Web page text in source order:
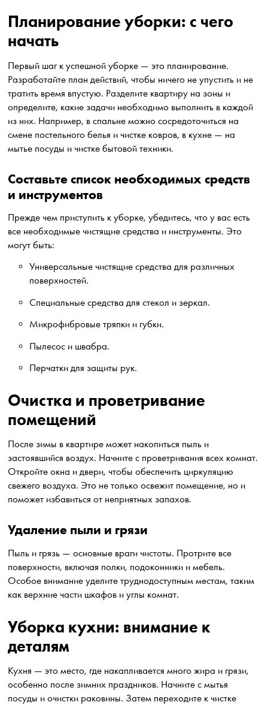
Планирование уборки: с чего
начать
Первый шаг к успешной уборке — это планирование.
Разработайте план действий, чтобы ничего не упустить и не
тратить время впустую. Разделите квартиру на зоны и
определите, какие задачи необходимо выполнить в каждой
из них. Например, в спальне можно сосредоточиться на
смене постельного белья и чистке ковров, в кухне — на
мытье посуды и чистке бытовой техники.
Составьте список необходимых средств
и инструментов
Прежде чем приступить к уборке, убедитесь, что у вас есть
все необходимые чистящие средства и инструменты. Это
могут быть:
Универсальные чистящие средства для различных
поверхностей.
Специальные средства для стекол и зеркал.
Микрофибровые тряпки и губки.
Пылесос и швабра.
Перчатки для защиты рук.
Очистка и проветривание
помещений
После зимы в квартире может накопиться пыль и
застоявшийся воздух. Начните с проветривания всех комнат.
Откройте окна и двери, чтобы обеспечить циркуляцию
свежего воздуха. Это не только освежит помещение, но и
поможет избавиться от неприятных запахов.
Удаление пыли и грязи
Пыль и грязь — основные враги чистоты. Протрите все
поверхности, включая полки, подоконники и мебель.
Особое внимание уделите труднодоступным местам, таким
как верхние части шкафов и углы комнат.
Уборка кухни: внимание к
деталям
Кухня — это место, где накапливается много жира и грязи,
особенно после зимних праздников. Начните с мытья
посуды и очистки раковины. Затем переходите к чистке